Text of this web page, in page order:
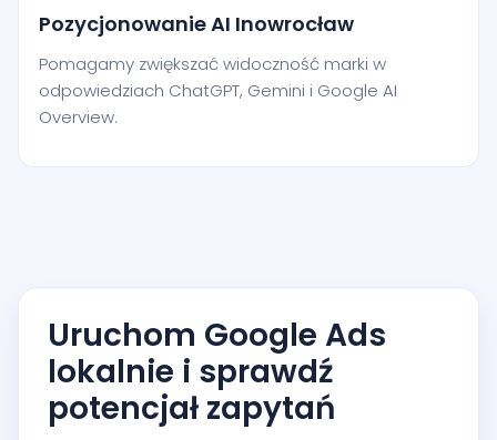
Pozycjonowanie AI Inowrocław
Pomagamy zwiększać widoczność marki w
odpowiedziach ChatGPT, Gemini i Google AI
Overview.
Uruchom Google Ads
lokalnie i sprawdź
potencjał zapytań